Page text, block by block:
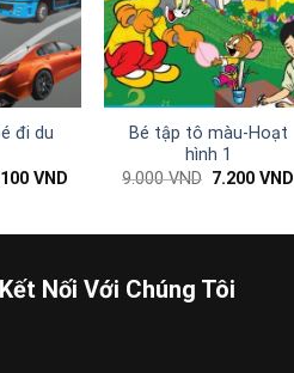
đi du
VND
Bé tập tô màu-Hoạt
hình 1
9.000VND Giá
7.200VND
Kết Nối Với Chúng Tôi